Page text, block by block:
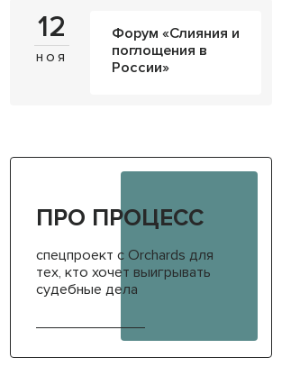
12
ноя
Форум «Слияния и
поглощения в
России»
ПРО ПРОЦЕСС
спецпроект с Orchards для
тех, кто хочет выигрывать
судебные дела